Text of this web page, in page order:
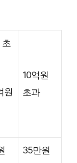
초
원
10억원
초과
35만원